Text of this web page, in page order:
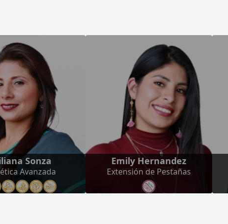
Sonza
Avanzada
Emily Hernandez
Extensión de Pestañas